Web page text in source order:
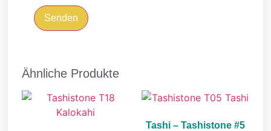
Ähnliche Produkte
Tashi – Tashistone #5